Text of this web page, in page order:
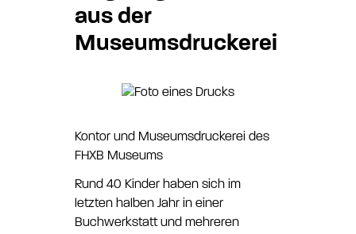
aus der
Museumsdruckerei
Kontor und Museumsdruckerei des
FHXB Museums
Rund 40 Kinder haben sich im
letzten halben Jahr in einer
Buchwerkstatt und mehreren